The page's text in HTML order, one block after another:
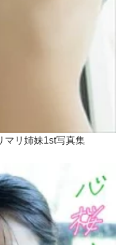
マリ姉妹1st写真集